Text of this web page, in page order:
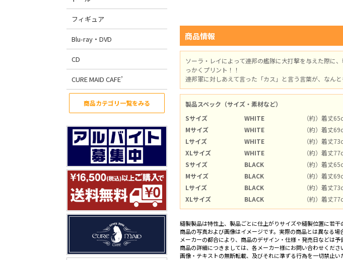
フィギュア
Blu-ray・DVD
CD
CURE MAID CAFE’
商品カテゴリ一覧をみる
商品情報
ソーラ・レイによって連邦の艦隊に大打撃を与えた際に
っかくプリント！！
連邦軍に対しあえて言った「カス」と言う言葉が、なん
製品スペック（サイズ・素材など）
Sサイズ
WHITE
（約）着丈
Mサイズ
WHITE
（約）着丈
Lサイズ
WHITE
（約）着丈
XLサイズ
WHITE
（約）着丈
Sサイズ
BLACK
（約）着丈
Mサイズ
BLACK
（約）着丈
Lサイズ
BLACK
（約）着丈
XLサイズ
BLACK （約）着丈
縫製製品は特性上、製品ごとに仕上がりサイズや縫製位置に若干
商品の写真および画像はイメージです。実際の商品とは異なる場
メーカーの都合により、商品のデザイン・仕様・発売日などは予
商品の詳細につきましては、各メーカー様にお問い合わせくださ
画像・テキストの無断転載、及びそれに準ずる行為を一切禁止い